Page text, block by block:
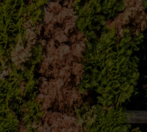
op twee manieren worden
planten langs een dun
twee jaar.
er gaten in hagen?
je haag goed te dichten en te
gaten kan krijgen.